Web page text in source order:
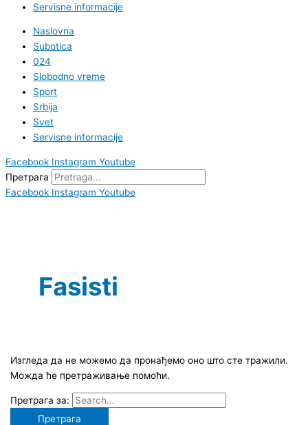
Servisne informacije
Naslovna
Subotica
024
Slobodno vreme
Sport
Srbija
Svet
Servisne informacije
Facebook Instagram Youtube
Претрага
Facebook Instagram Youtube
Fasisti
Изгледа да не можемо да пронађемо оно што сте тражили.
Можда ће претраживање помоћи.
Претрага за: